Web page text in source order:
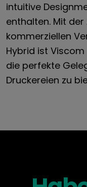
intuitive
enthalten. Mit
kommerziellen
Hybrid ist Viscom
die perfekte
Druckereien zu